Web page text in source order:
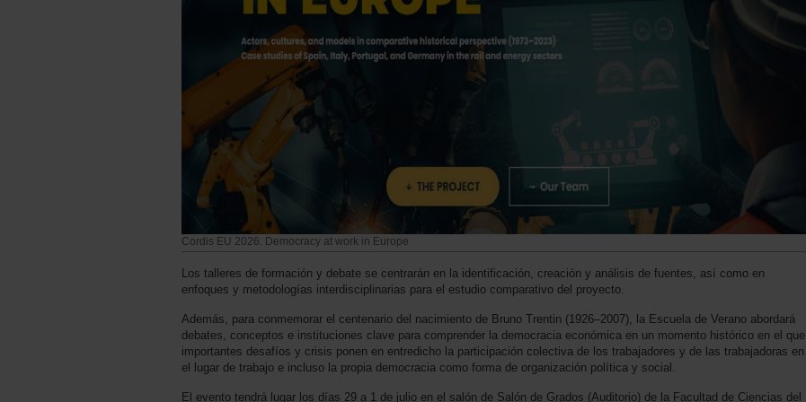
Cordis EU 2026. Democracy at work in Europe
Los talleres de formación y debate se centrarán en la identificación, creación y análisis de fuentes, así como en
enfoques y metodologías interdisciplinarias para el estudio comparativo del proyecto.
Además, para conmemorar el centenario del nacimiento de Bruno Trentin (1926–2007), la Escuela de Verano abordará
debates, conceptos e instituciones clave para comprender la democracia económica en un momento histórico en el que
importantes desafíos y crisis ponen en entredicho la participación colectiva de los trabajadores y de las trabajadoras en
el lugar de trabajo e incluso la propia democracia como forma de organización política y social.
El evento tendrá lugar los días 29 a 1 de julio en el salón de Salón de Grados (Auditorio) de la Facultad de Ciencias del